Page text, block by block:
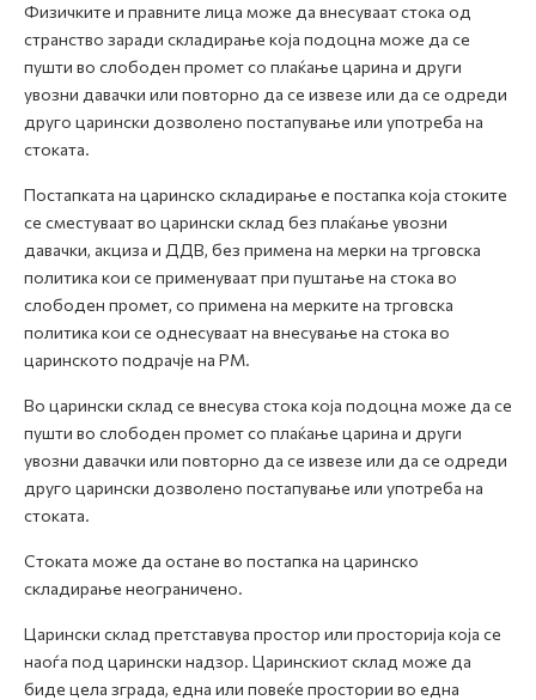
Физичките и правните лица може да внесуваат стока од
странство заради складирање која подоцна може да се
пушти во слободен промет со плаќање царина и други
увозни давачки или повторно да се извезе или да се одреди
друго царински дозволено постапување или употреба на
стоката.
Постапката на царинско складирање е постапка која стоките
се сместуваат во царински склад без плаќање увозни
давачки, акциза и ДДВ, без примена на мерки на трговска
политика кои се применуваат при пуштање на стока во
слободен промет, со примена на мерките на трговска
политика кои се однесуваат на внесување на стока во
царинското подрачје на РМ.
Во царински склад се внесува стока која подоцна може да се
пушти во слободен промет со плаќање царина и други
увозни давачки или повторно да се извезе или да се одреди
друго царински дозволено постапување или употреба на
стоката.
Стоката може да остане во постапка на царинско
складирање неограничено.
Царински склад претставува простор или просторија која се
наоѓа под царински надзор. Царинскиот склад може да
биде цела зграда, една или повеќе простории во една